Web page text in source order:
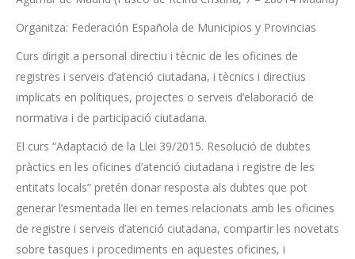
Organitza: Federación Española de Municipios y Provincias
Curs dirigit a personal directiu i tècnic de les oficines de
registres i serveis d’atenció ciutadana, i tècnics i directius
implicats en polítiques, projectes o serveis d’elaboració de
normativa i de participació ciutadana.
El curs “Adaptació de la Llei 39/2015. Resolució de dubtes
pràctics en les oficines d’atenció ciutadana i registre de les
entitats locals” pretén donar resposta als dubtes que pot
generar l’esmentada llei en temes relacionats amb les oficines
de registre i serveis d’atenció ciutadana, compartir les novetats
sobre tasques i procediments en aquestes oficines, i